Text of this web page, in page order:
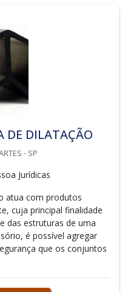
DE DILATAÇÃO
- SP
Jurídicas
atua com produtos
cuja principal finalidade
das estruturas de uma
é possível agregar
que os conjuntos